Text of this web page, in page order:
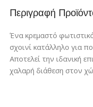
Περιγραφή
Ένα κρεμαστό
σχοινί κατάλληλο για
Αποτελεί την ιδανική
χαλαρή διάθεση στον